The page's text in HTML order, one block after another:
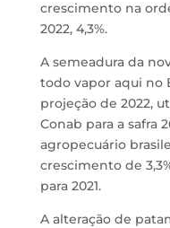
crescimento na
2022, 4,3%.
A semeadura da
todo vapor aqui no
projeção de 2022,
Conab para a safra
agropecuário
crescimento de
para 2021.
A alteração de